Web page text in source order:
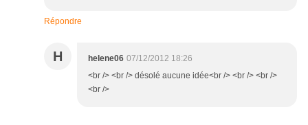
Répondre
H helene06 07/12/2012 18:26
<br /> <br /> désolé aucune idée<br /> <br /> <br />
<br />